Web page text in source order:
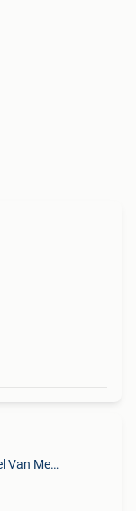
Zwijnaarde+Deel Van Merelbeke